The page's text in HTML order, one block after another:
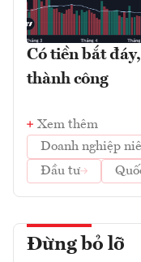
Có tiền bắt
thành công
Xem thêm
Doanh nghiệp
Đầu tư
Đừng bỏ lỡ